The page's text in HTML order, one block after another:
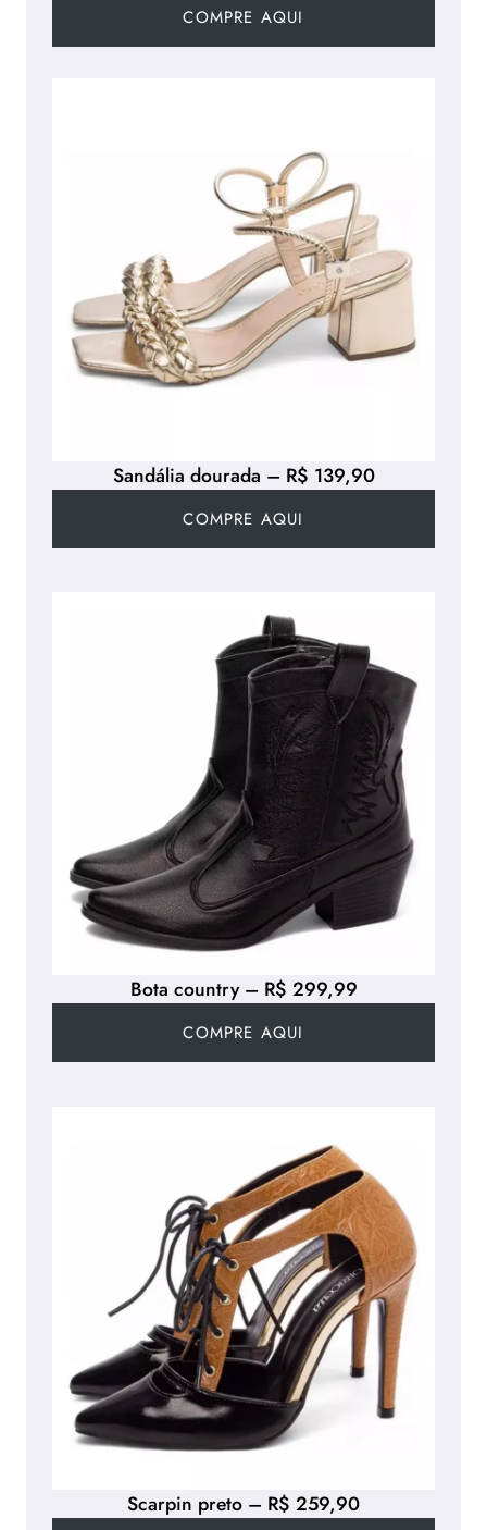
COMPRE AQUI
Scarpin preto – R$ 259,90
Sandália dourada – R$ 139,90
COMPRE AQUI
Bota country – R$ 299,99
COMPRE AQUI